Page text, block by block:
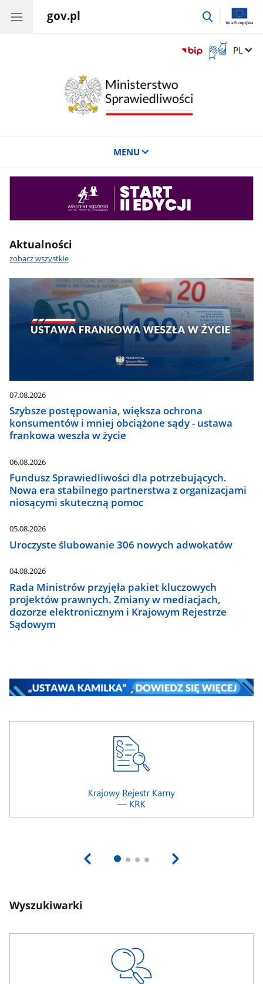
gov.pl
przejdź
Otwórz
okno
Zmień
PL
MENU
Aktualności
zobacz wszystkie
07.08.2026
Szybsze postępowania, większa ochrona
konsumentów i mniej obciążone sądy - ustawa
frankowa weszła w życie
06.08.2026
Fundusz Sprawiedliwości dla potrzebujących.
Nowa era stabilnego partnerstwa z organizacjami
niosącymi skuteczną pomoc
05.08.2026
Uroczyste ślubowanie 306 nowych adwokatów
04.08.2026
Rada Ministrów przyjęła pakiet kluczowych
projektów prawnych. Zmiany w mediacjach,
dozorze elektronicznym i Krajowym Rejestrze
Sądowym
Wyszukiwarki